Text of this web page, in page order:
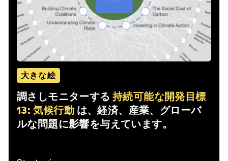
大きな絵
調さしモニターする 持続可能な開発目標
13: 気候行動 は、経済、産業、グローバ
ルな問題に影響を与えています。